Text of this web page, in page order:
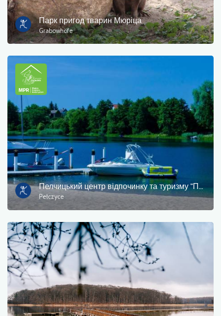
Парк пригод тварин Мюріца
Grabowhöfe
Пелчицький центр відпочинку та туризму "Пелчанка"
Pełczyce
зони для купання
культури та розваг
Місце для відпочинку
Військові
музей
Проживання
кемпінги
Пам'ятники, скульптури, фрески
Пором
природа
Залізнична станція
Точка зору
Магазин і велосипедний сервіс